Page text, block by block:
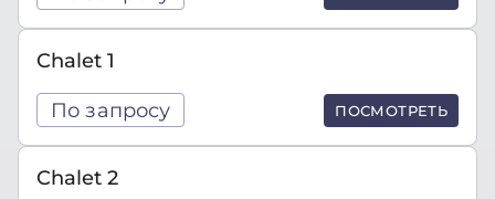
Chalet 1
По запросу ПОСМОТРЕТЬ
Chalet 2